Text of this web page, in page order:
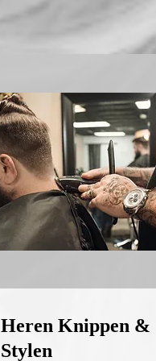
Heren Knippen &
Stylen